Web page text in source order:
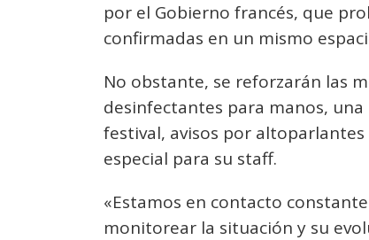
por el Gobierno francés, que
confirmadas en un mismo
No obstante, se reforzarán las
desinfectantes para manos,
festival, avisos por
especial para su staff.
«Estamos en contacto
monitorear la situación y su